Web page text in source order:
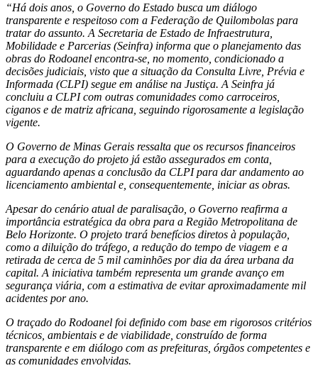
“Há dois anos, o Governo do Estado busca um diálogo
transparente e respeitoso com a Federação de Quilombolas para
tratar do assunto. A Secretaria de Estado de Infraestrutura,
Mobilidade e Parcerias (Seinfra) informa que o planejamento das
obras do Rodoanel encontra-se, no momento, condicionado a
decisões judiciais, visto que a situação da Consulta Livre, Prévia e
Informada (CLPI) segue em análise na Justiça. A Seinfra já
concluiu a CLPI com outras comunidades como carroceiros,
ciganos e de matriz africana, seguindo rigorosamente a legislação
vigente.
O Governo de Minas Gerais ressalta que os recursos financeiros
para a execução do projeto já estão assegurados em conta,
aguardando apenas a conclusão da CLPI para dar andamento ao
licenciamento ambiental e, consequentemente, iniciar as obras.
Apesar do cenário atual de paralisação, o Governo reafirma a
importância estratégica da obra para a Região Metropolitana de
Belo Horizonte. O projeto trará benefícios diretos à população,
como a diluição do tráfego, a redução do tempo de viagem e a
retirada de cerca de 5 mil caminhões por dia da área urbana da
capital. A iniciativa também representa um grande avanço em
segurança viária, com a estimativa de evitar aproximadamente mil
acidentes por ano.
O traçado do Rodoanel foi definido com base em rigorosos critérios
técnicos, ambientais e de viabilidade, construído de forma
transparente e em diálogo com as prefeituras, órgãos competentes e
as comunidades envolvidas.